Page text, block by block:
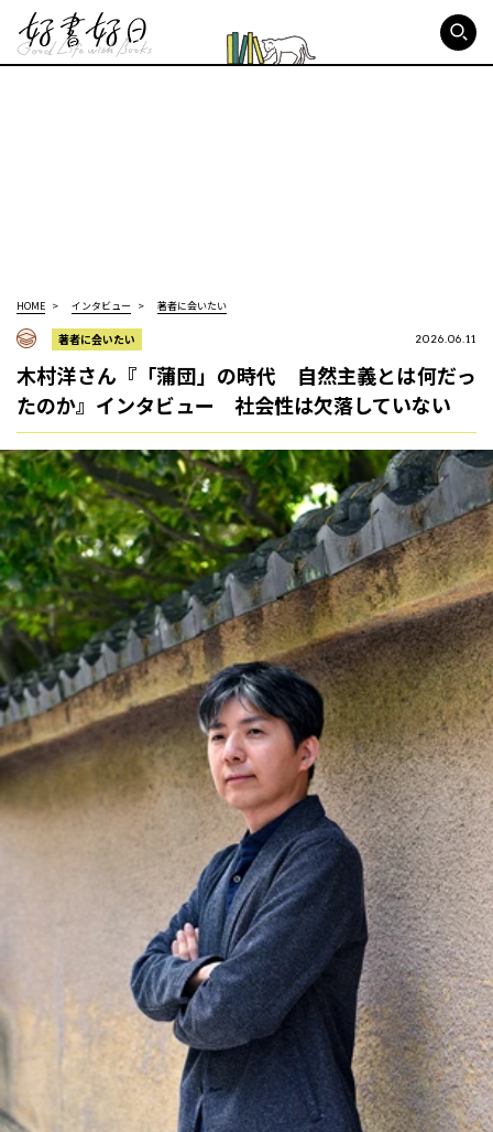
HOME インタビュー 著者に会いたい
著者に会いたい 2026.06.11
木村洋さん『「蒲団」の時代 自然主義とは何だっ
たのか』インタビュー 社会性は欠落していない